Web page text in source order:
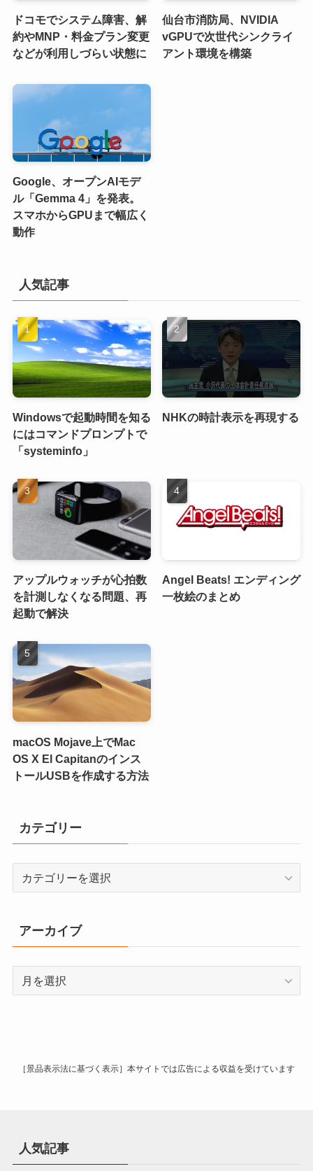
ドコモでシステム障害、解
約やMNP・料金プラン変更
などが利用しづらい状態に
仙台市消防局、NVIDIA
vGPUで次世代シンクライ
アント環境を構築
Google、オープンAIモデ
ル「Gemma 4」を発表。
スマホからGPUまで幅広く
動作
人気記事
Windowsで起動時間を知る
にはコマンドプロンプトで
「systeminfo」
NHKの時計表示を再現する
アップルウォッチが心拍数
を計測しなくなる問題、再
起動で解決
Angel Beats! エンディング
一枚絵のまとめ
macOS Mojave上でMac
OS X El Capitanのインス
トールUSBを作成する方法
カテゴリー
リ
ー
アーカイブ
［景品表示法に基づく表示］本サイトでは広告による収益を受けています
人気記事